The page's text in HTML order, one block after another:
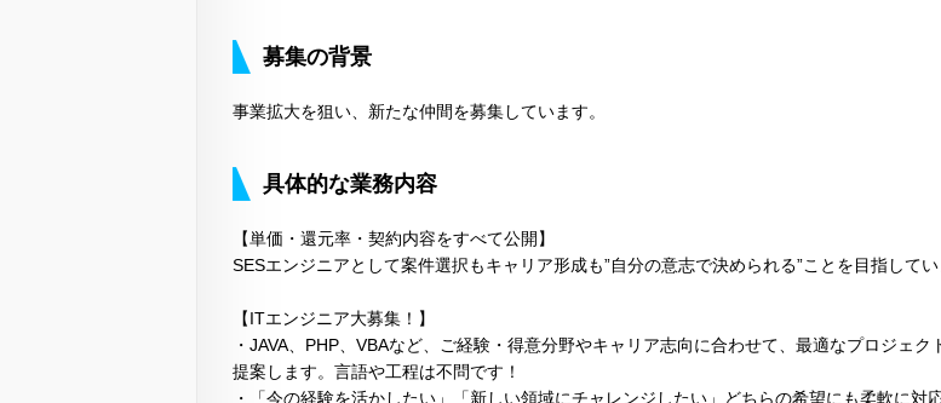
募集の背景
事業拡大を狙い、新たな仲間を募集しています。
具体的な業務内容
【単価・還元率・契約内容をすべて公開】
SESエンジニアとして案件選択もキャリア形成も”自分の意志で決められる”ことを目指してい
【ITエンジニア大募集！】
・JAVA、PHP、VBAなど、ご経験・得意分野やキャリア志向に合わせて、最適なプロジェク
提案します。言語や工程は不問です！
・「今の経験を活かしたい」「新しい領域にチャレンジしたい」どちらの希望にも柔軟に対